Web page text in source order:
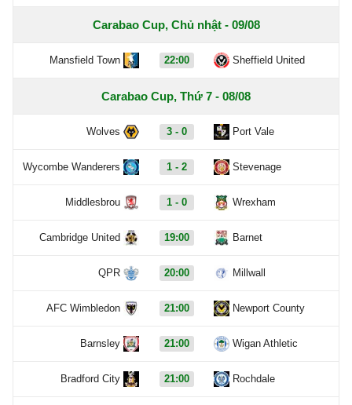
Carabao Cup, Chủ nhật - 09/08
Mansfield Town 22:00 Sheffield United
Carabao Cup, Thứ 7 - 08/08
Wolves 3 - 0 Port Vale
Wycombe Wanderers 1 - 2 Stevenage
Middlesbrou 1 - 0 Wrexham
Cambridge United 19:00 Barnet
QPR 20:00 Millwall
AFC Wimbledon 21:00 Newport County
Barnsley 21:00 Wigan Athletic
Bradford City 21:00 Rochdale